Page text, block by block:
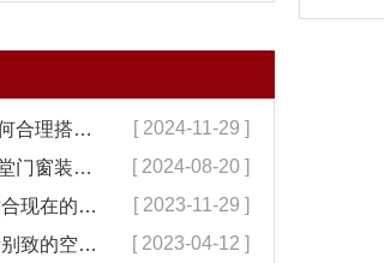
农村自建房与新中式装修如何合理搭配【冠墅阳光】 [ 2024-11-29 ]
预算不多，如何营造寺庙佛堂门窗装修【冠墅阳光】 [ 2024-08-20 ]
仿古的铝合金门窗,你觉得适合现在的装修吗?【冠墅阳光】 [ 2023-11-29 ]
民国风门窗厂 为你创造尊贵别致的空间【冠墅阳光】 [ 2023-04-12 ]